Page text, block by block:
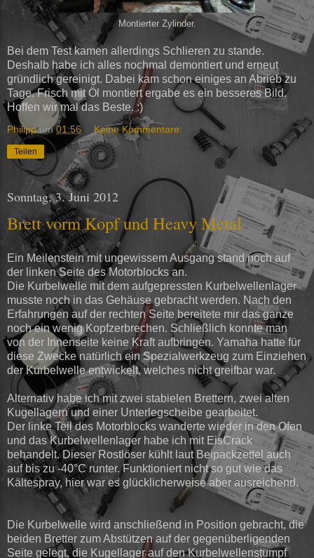
Montierter Zylinder.
Bei dem Test kamen allerdings Schlieren zu stande.
Deshalb habe ich alles nochmal demontiert und erneut
gründlich gereinigt. Dabei kam schon einiges an Abrieb zu
Tage. Frisch mit Öl montiert ergabe es ein besseres Bild.
Hoffen wir mal das Beste. :)
Philipp um01:56 Keine Kommentare:
Teilen
Sonntag, 3. Juni 2012
Brett vorm Kopf und Heavy Metal
Ein Meilenstein mit ungewissem Ausgang stand noch auf
der linken Seite des Motorblocks an.
Die Kurbelwelle mit dem aufgepressten Kurbelwellenlager
musste noch in das Gehäuse gebracht werden. Nach den
Erfahrungen auf der rechten Seite bereitete mir das ganze
noch ein wenig Kopfzerbrechen. Schließlich konnte man
von der Innenseite keine Kraft aufbringen. Yamaha hatte für
diese Zwecke natürlich ein Spezialwerkzeug zum Einziehen
der Kurbelwelle entwickelt, welches nicht greifbar war.
Alternativ habe ich mit zwei stabielen Brettern, zwei alten
Kugellagern und einer Unterlegscheibe gearbeitet.
Der linke Teil des Motorblocks wanderte wieder in den Ofen
und das Kurbelwellenlager habe ich mit EisCrack
behandelt. Dieser Rostlöser kühlt laut Beipackzettel auch
auf bis zu -40°C runter. Funktioniert nicht so gut wie das
Kältespray, hier war es glücklicherweise aber ausreichend.
Die Kurbelwelle wird anschließend in Position gebracht, die
beiden Bretter zum Abstützen auf der gegenüberligenden
Seite gelegt, die Kugellager auf den Kurbelwellenstumpf